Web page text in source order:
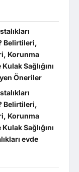
Belirtileri,
Korunma
Sağlığını
Öneriler
Belirtileri,
Korunma
Sağlığını
evde